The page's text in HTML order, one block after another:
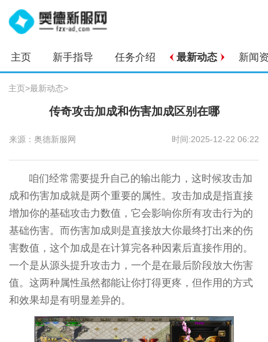
主页 新手指导 任务介绍 最新动态 新闻
主页>最新动态>
传奇攻击加成和伤害加成区别在哪
来源：奥德新服网 时间:2025-12-22 06:22
咱们经常需要提升自己的输出能力，这时候攻击加
成和伤害加成就是两个重要的属性。攻击加成是指直接
增加你的基础攻击力数值，它会影响你所有攻击行为的
基础伤害。而伤害加成则是直接放大你最终打出来的伤
害数值，这个加成是在计算完各种因素后直接作用的。
一个是从源头提升攻击力，一个是在最后阶段放大伤害
值。这两种属性虽然都能让你打得更疼，但作用的方式
和效果却是有明显差异的。